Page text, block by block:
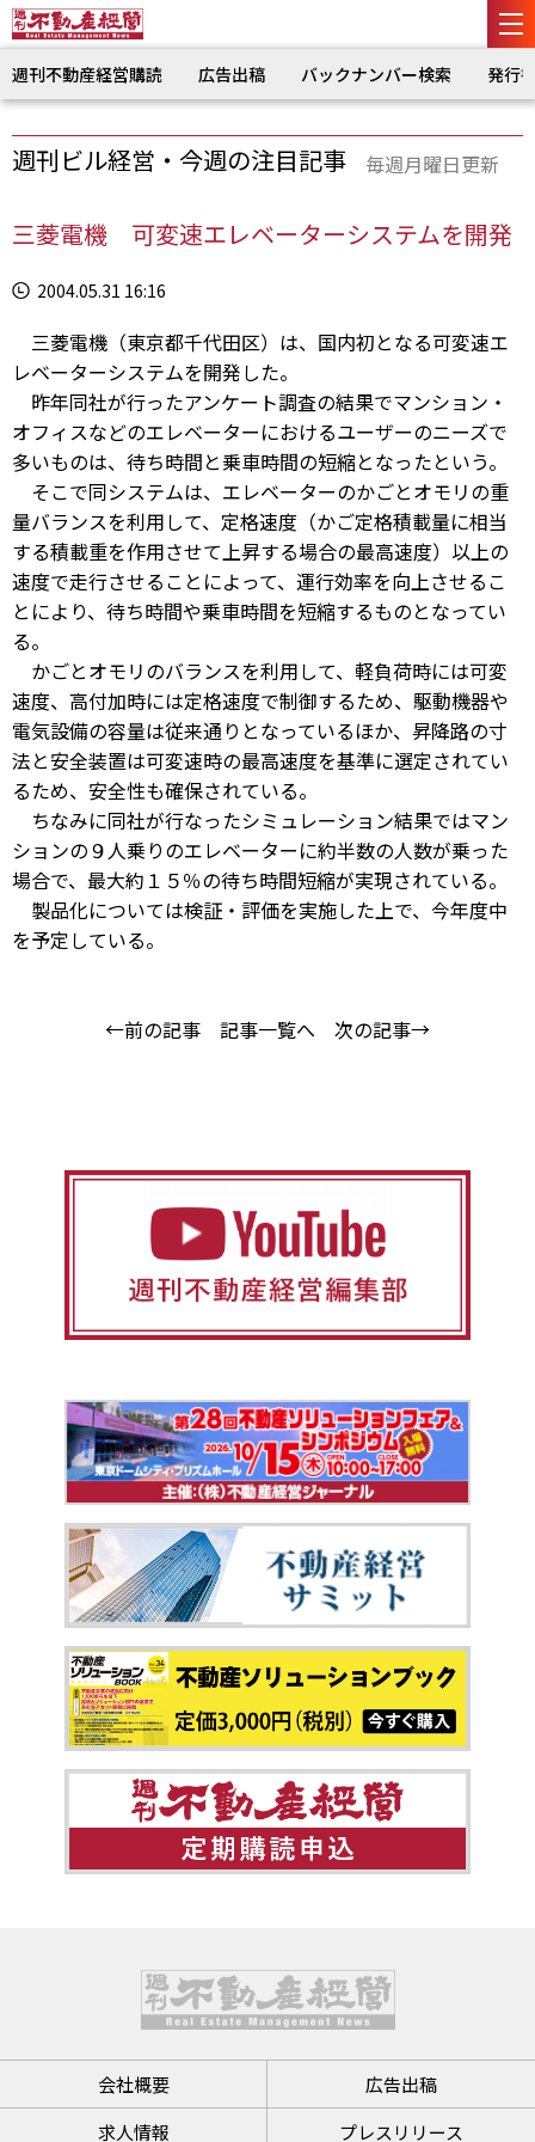
週刊不動産経営購読 広告出稿 バックナンバー検索 発行
週刊ビル経営・今週の注目記事 毎週月曜日更新
三菱電機 可変速エレベーターシステムを開発
2004.05.31 16:16
三菱電機（東京都千代田区）は、国内初となる可変速エ
レベーターシステムを開発した。
昨年同社が行ったアンケート調査の結果でマンション・
オフィスなどのエレベーターにおけるユーザーのニーズで
多いものは、待ち時間と乗車時間の短縮となったという。
そこで同システムは、エレベーターのかごとオモリの重
量バランスを利用して、定格速度（かご定格積載量に相当
する積載重を作用させて上昇する場合の最高速度）以上の
速度で走行させることによって、運行効率を向上させるこ
とにより、待ち時間や乗車時間を短縮するものとなってい
る。
かごとオモリのバランスを利用して、軽負荷時には可変
速度、高付加時には定格速度で制御するため、駆動機器や
電気設備の容量は従来通りとなっているほか、昇降路の寸
法と安全装置は可変速時の最高速度を基準に選定されてい
るため、安全性も確保されている。
ちなみに同社が行なったシミュレーション結果ではマン
ションの９人乗りのエレベーターに約半数の人数が乗った
場合で、最大約１５％の待ち時間短縮が実現されている。
製品化については検証・評価を実施した上で、今年度中
を予定している。
←前の記事 記事一覧へ 次の記事→
会社概要
広告出稿
求人情報
プレスリリース